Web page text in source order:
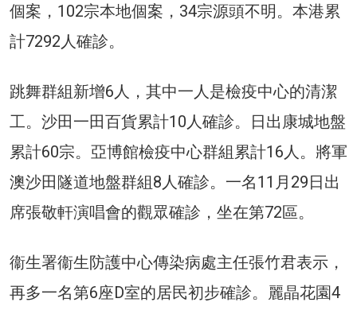
個案，102宗本地個案，34宗源頭不明。本港累
計7292人確診。
跳舞群組新增6人，其中一人是檢疫中心的清潔
工。沙田一田百貨累計10人確診。日出康城地盤
累計60宗。亞博館檢疫中心群組累計16人。將軍
澳沙田隧道地盤群組8人確診。一名11月29日出
席張敬軒演唱會的觀眾確診，坐在第72區。
衞生署衞生防護中心傳染病處主任張竹君表示，
再多一名第6座D室的居民初步確診。麗晶花園4